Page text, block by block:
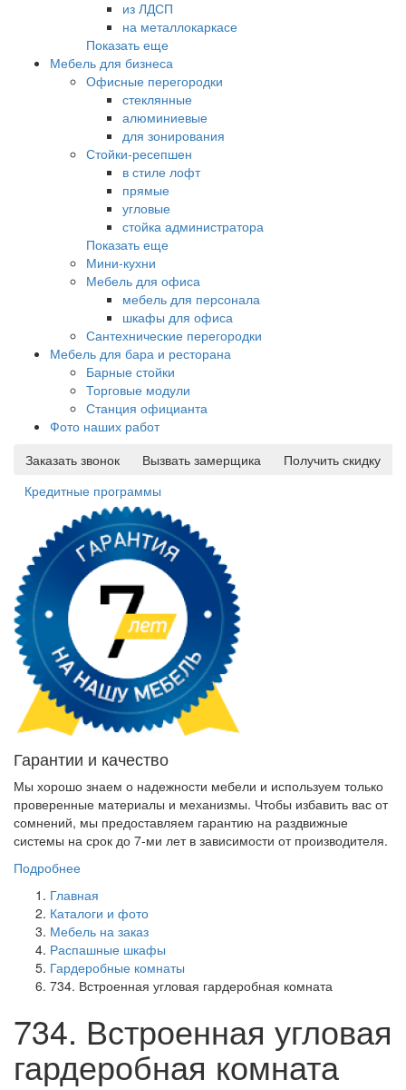
из ЛДСП
на металлокаркасе
Показать еще
Мебель для бизнеса
Офисные перегородки
стеклянные
алюминиевые
для зонирования
Стойки-ресепшен
в стиле лофт
прямые
угловые
стойка администратора
Показать еще
Мини-кухни
Мебель для офиса
мебель для персонала
шкафы для офиса
Сантехнические перегородки
Мебель для бара и ресторана
Барные стойки
Торговые модули
Станция официанта
Фото наших работ
Заказать звонок
Вызвать замерщика
Получить скидку
Кредитные программы
Гарантии и качество
Мы хорошо знаем о надежности мебели и используем только
проверенные материалы и механизмы. Чтобы избавить вас от
сомнений, мы предоставляем гарантию на раздвижные
системы на срок до 7-ми лет в зависимости от производителя.
Подробнее
Главная
Каталоги и фото
Мебель на заказ
Распашные шкафы
Гардеробные комнаты
734. Встроенная угловая гардеробная комната
734. Встроенная угловая
гардеробная комната